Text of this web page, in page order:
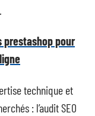
prestashop pour
technique et
: l’audit SEO